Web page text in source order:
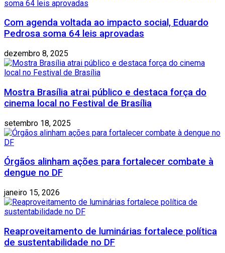
Com agenda voltada ao impacto social, Eduardo
Pedrosa soma 64 leis aprovadas
dezembro 8, 2025
Mostra Brasília atrai público e destaca força do
cinema local no Festival de Brasília
setembro 18, 2025
Órgãos alinham ações para fortalecer combate à
dengue no DF
janeiro 15, 2026
Reaproveitamento de luminárias fortalece política
de sustentabilidade no DF